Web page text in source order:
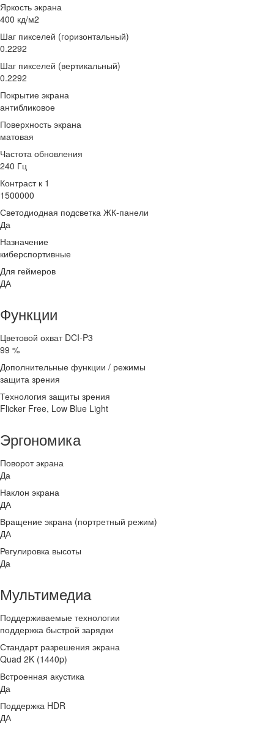
Яркость экрана
400 кд/м2
Шаг пикселей (горизонтальный)
0.2292
Шаг пикселей (вертикальный)
0.2292
Покрытие экрана
антибликовое
Поверхность экрана
матовая
Частота обновления
240 Гц
Контраст к 1
1500000
Светодиодная подсветка ЖК-панели
Да
Назначение
киберспортивные
Для геймеров
ДА
Функции
Цветовой охват DCI-P3
99 %
Дополнительные функции / режимы
защита зрения
Технология защиты зрения
Flicker Free, Low Blue Light
Эргономика
Поворот экрана
Да
Наклон экрана
ДА
Вращение экрана (портретный режим)
ДА
Регулировка высоты
Да
Мультимедиа
Поддерживаемые технологии
поддержка быстрой зарядки
Стандарт разрешения экрана
Quad 2K (1440p)
Встроенная акустика
Да
Поддержка HDR
ДА